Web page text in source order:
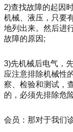
2)查找故障的起因
机械、液压，只要
地列出来。然后进
故障的原因;
3)先机械后电气，
应注意排除机械性
察、检验和测试，
的，必须先排除危
会员：那对于我们